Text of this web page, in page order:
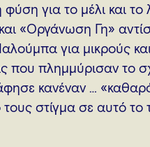
για το μέλι και
«Οργάνωση Γη»
για μικρούς
που πλημμύρισαν το
κανέναν …
στίγμα σε αυτό το